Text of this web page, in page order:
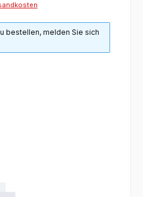
bestellen, melden Sie sich